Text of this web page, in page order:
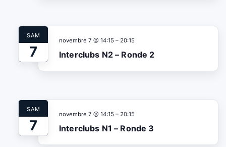
SAM
7 Interclubs N2 – Ronde 2
novembre 7 @ 14:15 – 20:15
SAM
7 Interclubs N1 – Ronde 3
novembre 7 @ 14:15 – 20:15